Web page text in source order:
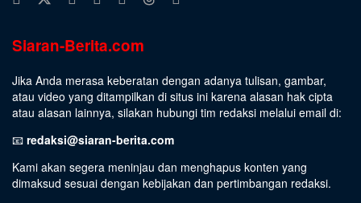
Siaran-Berita.com
Jika Anda merasa keberatan dengan adanya tulisan, gambar,
atau video yang ditampilkan di situs ini karena alasan hak cipta
atau alasan lainnya, silakan hubungi tim redaksi melalui email di:
📧 redaksi@siaran-berita.com
Kami akan segera meninjau dan menghapus konten yang
dimaksud sesuai dengan kebijakan dan pertimbangan redaksi.